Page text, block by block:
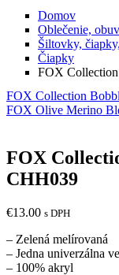
Domov
Oblečenie, obuv
Šiltovky,
Čiapky
FOX
FOX Collection
FOX Olive Merino
FOX
CHH039
€13.00 s DPH
– Zelená melírovaná
– Jedna univerzálna
– 100% akryl